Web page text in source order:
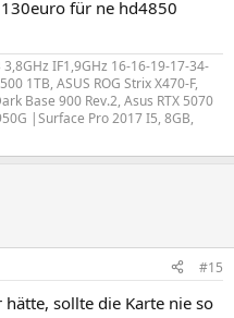
für ne hd4850
3,8GHz IF1,9GHz 16-16-19-17-34-
1TB, ASUS ROG Strix X470-F,
Base 900 Rev.2, Asus RTX 5070
|Surface Pro 2017 I5, 8GB,
#15
sollte die Karte nie so